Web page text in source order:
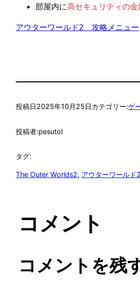
部屋内に高セキュリティの金
アウターワールド2　攻略メニュー
投稿日2025年10月25日カテゴリー:ゲ
投稿者:pesutol
タグ:
The Outer Worlds2, アウターワールド2
コメント
コメントを残